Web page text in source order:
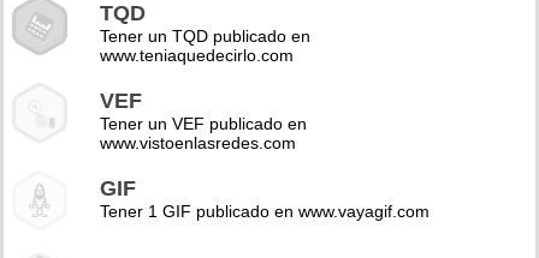
TQD
Tener un TQD publicado en
www.teniaquedecirlo.com
VEF
Tener un VEF publicado en
www.vistoenlasredes.com
GIF
Tener 1 GIF publicado en www.vayagif.com